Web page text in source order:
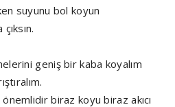
suyunu bol koyun
geniş bir kaba koyalım
biraz koyu biraz akıcı